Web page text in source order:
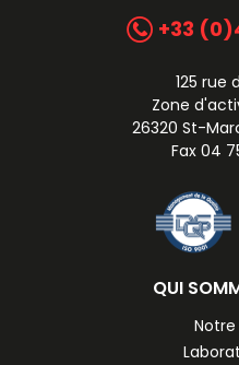
+33
125 rue
Zone
26320 St-
Fax 04
QUI